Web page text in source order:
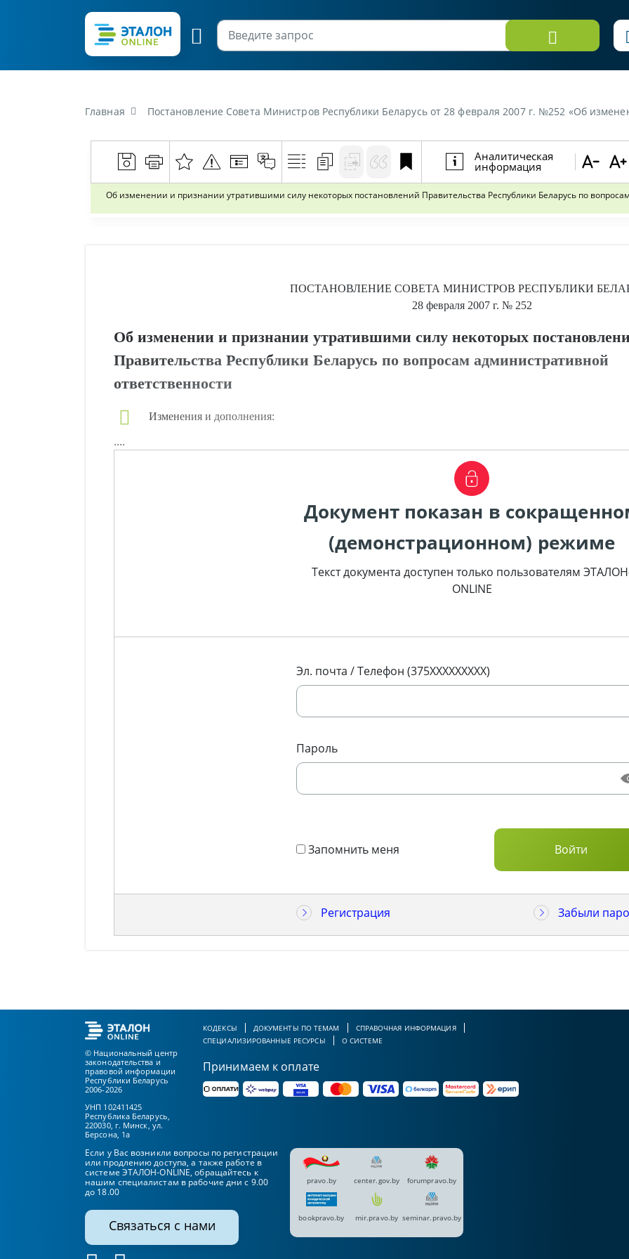
Главная Постановление Совета Министров Республики Беларусь от 28 февраля 2007 г. №252 «Об изменении и признании утратившими силу некоторых постановлений
Аналитическая
информация
Об изменении и признании утратившими силу некоторых постановлений Правительства Республики Беларусь по
ПОСТАНОВЛЕНИЕ СОВЕТА МИНИСТРОВ РЕСПУБЛИКИ
28 февраля 2007 г. № 252
Об изменении и признании утратившими силу некоторых
Правительства Республики Беларусь по вопросам административной
ответственности
Изменения и дополнения:
....
Документ показан в
(демонстрационном) режиме
Текст документа доступен только пользователям
ONLINE
Эл. почта / Телефон (375XXXXXXXXX)
Пароль
Запомнить меня
Регистрация Забыли
© Национальный центр
законодательства и
правовой информации
Республики Беларусь
2006-2026
УНП 102411425
Республика Беларусь,
220030, г. Минск, ул.
Берсона, 1а
КОДЕКСЫ ДОКУМЕНТЫ ПО ТЕМАМ
СПРАВОЧНАЯ ИНФОРМАЦИЯ
СПЕЦИАЛИЗИРОВАННЫЕ РЕСУРСЫ
О СИСТЕМЕ
Принимаем к оплате
Если у Вас возникли вопросы по регистрации
или продлению доступа, а также работе в
системе ЭТАЛОН-ONLINE, обращайтесь к
нашим специалистам в рабочие дни с 9.00
до 18.00
Связаться с нами
pravo.by center.gov.by forumpravo.by
bookpravo.by mir.pravo.by seminar.pravo.by